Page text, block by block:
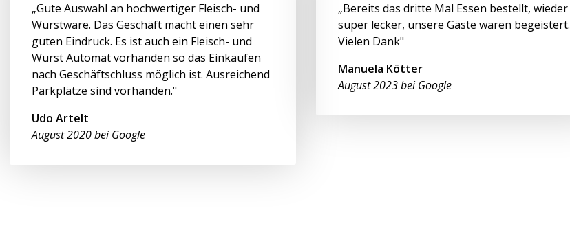
„Gute Auswahl an hochwertiger Fleisch- und
Wurstware. Das Geschäft macht einen sehr
guten Eindruck. Es ist auch ein Fleisch- und
Wurst Automat vorhanden so das Einkaufen
nach Geschäftschluss möglich ist. Ausreichend
Parkplätze sind vorhanden."
Udo Artelt
August 2020 bei Google
„Bereits das dritte Mal Essen bestellt, wieder
super lecker, unsere Gäste waren begeistert.
Vielen Dank"
Manuela Kötter
August 2023 bei Google